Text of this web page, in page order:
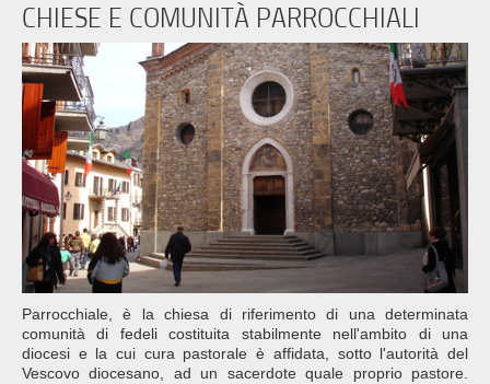
CHIESE E COMUNITÀ PARROCCHIALI
Parrocchiale, è la chiesa di riferimento di una determinata
comunità di fedeli costituita stabilmente nell'ambito di una
diocesi e la cui cura pastorale è affidata, sotto l'autorità del
Vescovo diocesano, ad un sacerdote quale proprio pastore.